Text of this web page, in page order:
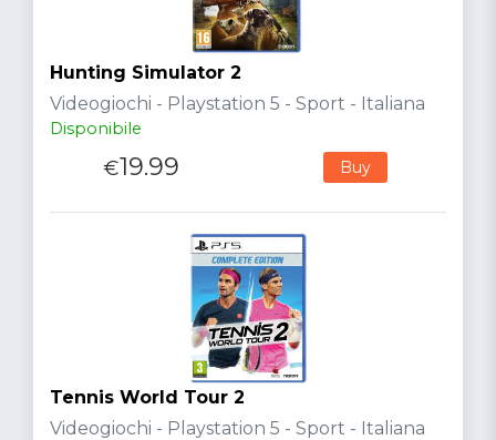
Hunting Simulator 2
Videogiochi - Playstation 5 - Sport - Italiana
Disponibile
€19.99 Buy
Tennis World Tour 2
Videogiochi - Playstation 5 - Sport - Italiana